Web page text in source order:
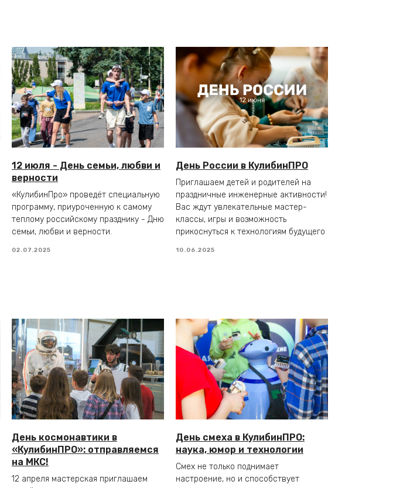
12 июля - День семьи, любви и
верности
«КулибинПро» проведёт специальную
программу, приуроченную к самому
теплому российскому празднику - Дню
семьи, любви и верности.
02.07.2025
День России в КулибинПРО
Приглашаем детей и родителей на
праздничные инженерные активности!
Вас ждут увлекательные мастер-
классы, игры и возможность
прикоснуться к технологиям будущего
10.06.2025
День космонавтики в
«КулибинПРО»: отправляемся
на МКС!
12 апреля мастерская приглашаем
День смеха в КулибинПРО:
наука, юмор и технологии
Смех не только поднимает
настроение, но и способствует